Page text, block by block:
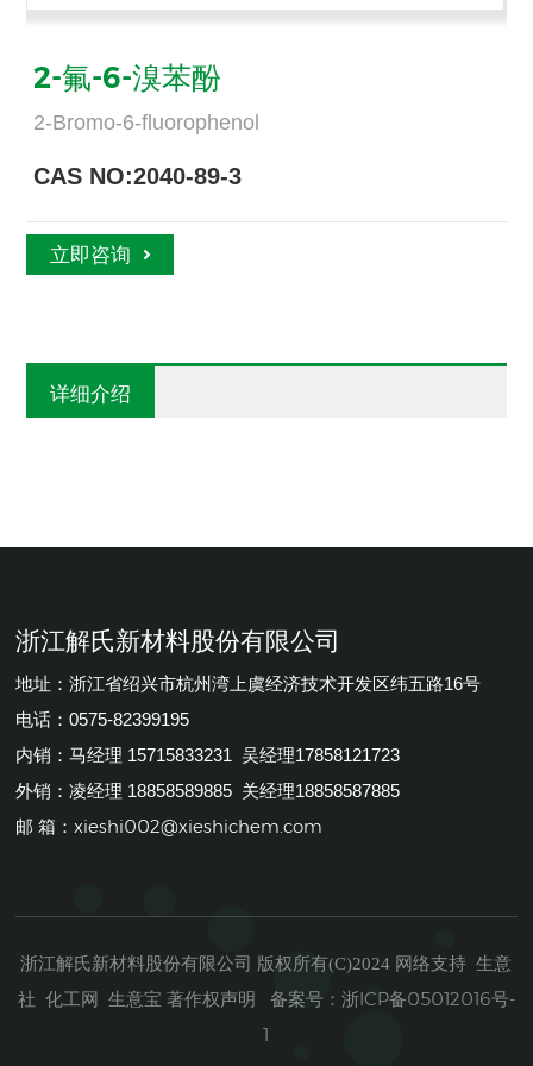
2-氟-6-溴苯酚
2-Bromo-6-fluorophenol
CAS NO:2040-89-3
立即咨询
详细介绍
浙江解氏新材料股份有限公司
地址：浙江省绍兴市杭州湾上虞经济技术开发区纬五路16号
电话：0575-82399195
内销：马经理 15715833231 吴经理17858121723
外销：凌经理 18858589885 关经理18858587885
邮 箱：xieshi002@xieshichem.com
浙江解氏新材料股份有限公司 版权所有(C)2024 网络支持 生意
社 化工网 生意宝 著作权声明 备案号： 浙ICP备05012016号-
1